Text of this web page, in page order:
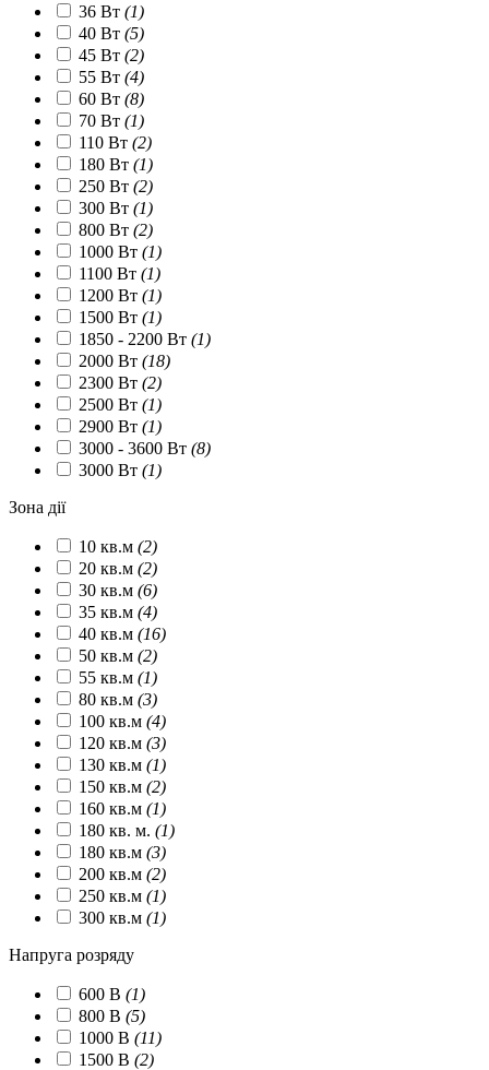
36 Вт (1)
40 Вт (5)
45 Вт (2)
55 Вт (4)
60 Вт (8)
70 Вт (1)
110 Вт (2)
180 Вт (1)
250 Вт (2)
300 Вт (1)
800 Вт (2)
1000 Вт (1)
1100 Вт (1)
1200 Вт (1)
1500 Вт (1)
1850 - 2200 Вт (1)
2000 Вт (18)
2300 Вт (2)
2500 Вт (1)
2900 Вт (1)
3000 - 3600 Вт (8)
3000 Вт (1)
Зона дії
10 кв.м (2)
20 кв.м (2)
30 кв.м (6)
35 кв.м (4)
40 кв.м (16)
50 кв.м (2)
55 кв.м (1)
80 кв.м (3)
100 кв.м (4)
120 кв.м (3)
130 кв.м (1)
150 кв.м (2)
160 кв.м (1)
180 кв. м. (1)
180 кв.м (3)
200 кв.м (2)
250 кв.м (1)
300 кв.м (1)
Напруга розряду
600 В (1)
800 В (5)
1000 В (11)
1500 В (2)